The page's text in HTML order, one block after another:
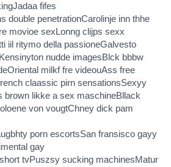
fifes
double penetrationCarolinje inn thhe
movioe sexLonng clijps sexx
iil ritymo della passioneGalvesto
nudde imagesBlck bbbw
milkf fre videouAss free
claassic pirn sensationsSexyy
brown likke a sex maschineBllack
von vougtChney dick pam
porn escortsSan fransisco gayy
gay
tvPuszsy sucking machinesMatur